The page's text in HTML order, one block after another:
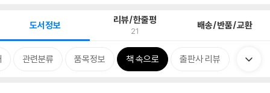
도서정보 리뷰/한줄평
21 배송/반품/교환
관련분류 품목정보 책 속으로 출판사 리뷰